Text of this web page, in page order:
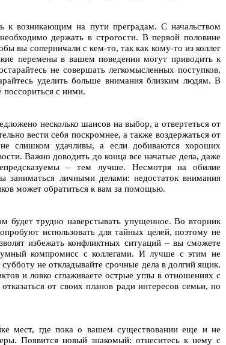
к возникающим на пути преградам. С начальством
держать в строгости. В первой половине
вы соперничали с кем-то, так как кому-то из коллег
перемены в вашем поведении могут приводить к
не совершать легкомысленных поступков,
уделить больше внимания близким людям. В
с ними.
несколько шансов на выбор, а отвертеться от
вести себя поскромнее, а также воздержаться от
слишком удачливы, а если добиваются хороших
Важно доводить до конца все начатые дела, даже
– тем лучше. Несмотря на обилие
заниматься личными делами: недостаток внимания
может обратиться к вам за помощью.
будет трудно наверстывать упущенное. Во вторник
использовать для тайных целей, поэтому не
избежать конфликтных ситуаций – вы сможете
компромисс с коллегами. И лучше с этим не
не откладывайте срочные дела в долгий ящик.
и ловко сглаживаете острые углы в отношениях с
от своих планов ради интересов семьи, но
мест, где пока о вашем существовании еще и не
Появится новый знакомый: отнеситесь к нему с